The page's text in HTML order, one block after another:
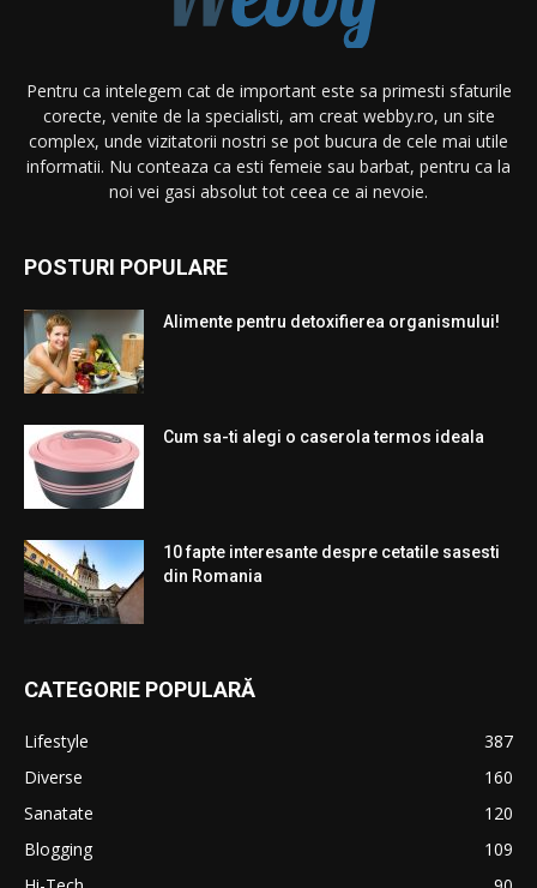
Pentru ca intelegem cat de important este sa primesti sfaturile
corecte, venite de la specialisti, am creat webby.ro, un site
complex, unde vizitatorii nostri se pot bucura de cele mai utile
informatii. Nu conteaza ca esti femeie sau barbat, pentru ca la
noi vei gasi absolut tot ceea ce ai nevoie.
POSTURI POPULARE
Alimente pentru detoxifierea organismului!
Cum sa-ti alegi o caserola termos ideala
10 fapte interesante despre cetatile sasesti
din Romania
CATEGORIE POPULARĂ
Lifestyle
387
Diverse
160
Sanatate
120
Blogging
109